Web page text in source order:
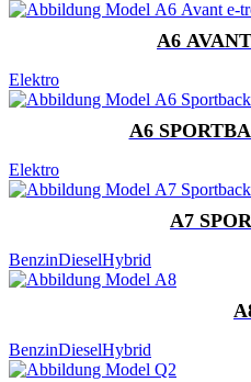
A6
Elektro
A6
Elektro
A7
BenzinDieselHybrid
BenzinDieselHybrid